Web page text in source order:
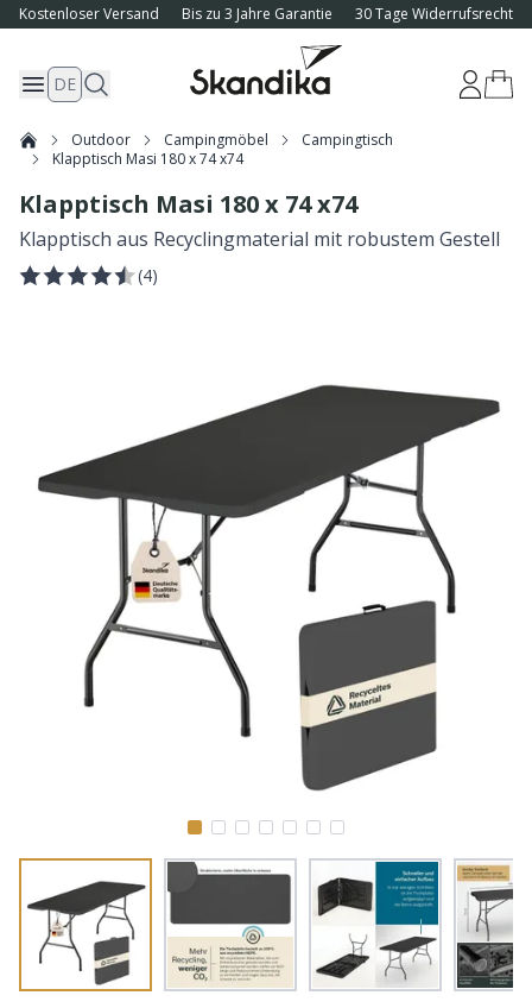
Kostenloser Versand Bis zu 3 Jahre Garantie 30 Tage Widerrufsrecht
DE
Outdoor Campingmöbel
Campingtisch
Klapptisch Masi 180 x 74 x74
Klapptisch Masi 180 x 74 x74
Klapptisch aus Recyclingmaterial mit robustem Gestell
(4)